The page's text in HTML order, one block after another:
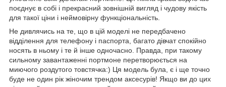
поєднує в собі і прекрасний зовнішній вигляд і чудову якість
для такої ціни і неймовірну функціональність.
Не дивлячись на те, що в цій моделі не передбачено
відділення для телефону і паспорта, багато дівчат спокійно
носять в ньому і те й інше одночасно. Правда, при такому
сильному завантаженні портмоне перетворюється на
миючого роздутого товстячка:) Ця модель була, є і ще точно
буде не один рік жіночим трендом аксесурів! Якщо ви до цих